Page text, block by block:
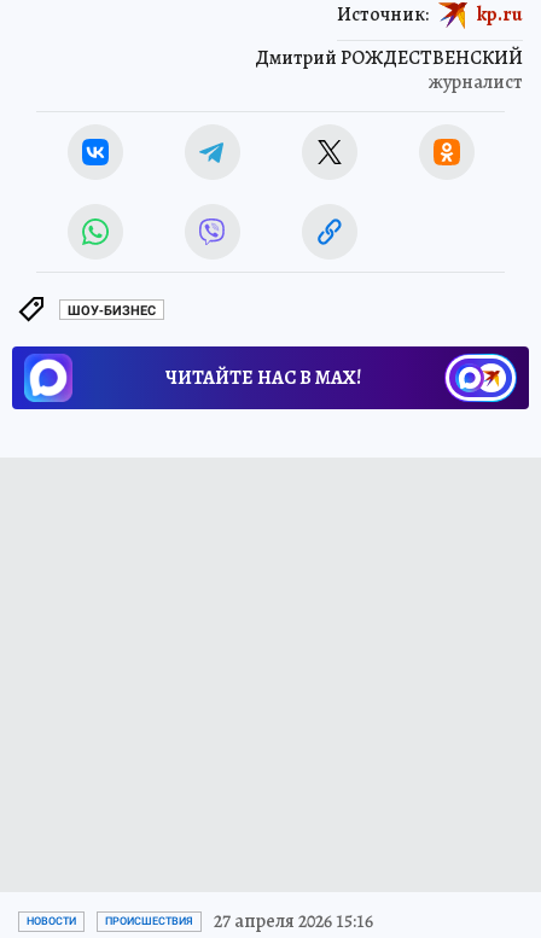
Дмитрий РОЖДЕСТВЕНСКИЙ
журналист
Источник: kp.ru
ШОУ-БИЗНЕС
ЧИТАЙТЕ НАС В МАХ!
НОВОСТИ ПРОИСШЕСТВИЯ 27 апреля 2026 15:16